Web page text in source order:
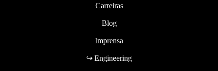
Carreiras
Blog
Imprensa
↪ Engineering